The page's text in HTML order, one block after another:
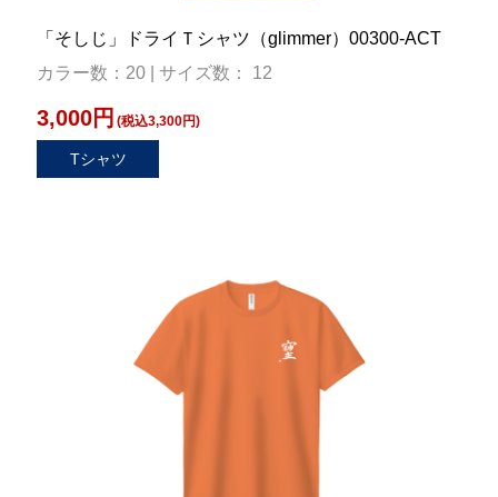
「そしじ」ドライＴシャツ（glimmer）00300-ACT
カラー数：20 | サイズ数： 12
3,000円 (税込3,300円)
Tシャツ